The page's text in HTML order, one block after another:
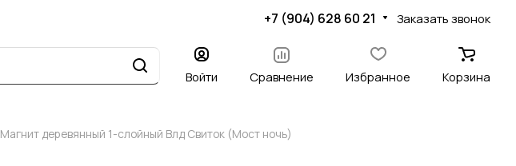
+7 (904) 628 60 21 Заказать звонок
Войти Сравнение Избранное Корзина
Магнит деревянный 1-слойный Влд Свиток (Мост ночь)